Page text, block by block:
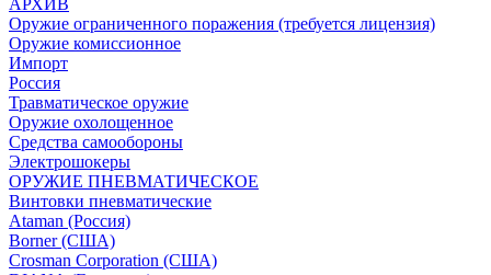
АРХИВ
Оружие ограниченного поражения (требуется лицензия)
Оружие комиссионное
Импорт
Россия
Травматическое оружие
Оружие охолощенное
Средства самообороны
Электрошокеры
ОРУЖИЕ ПНЕВМАТИЧЕСКОЕ
Винтовки пневматические
Ataman (Россия)
Borner (США)
Crosman Corporation (США)